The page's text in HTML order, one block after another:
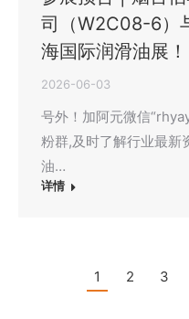
司（W2C08-6）
海国际润滑油展！
2026-06-03
号外！加阿元微信
粉群,及时了解行业最新
油…
详情
1 2 3